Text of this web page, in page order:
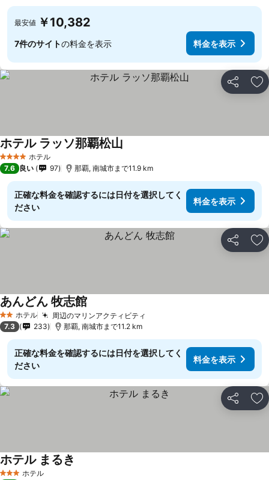
最安値 ￥10,382
7件のサイトの料金を表示 料金を表示
シェア お
4 ホテルのランク
ホテル
ホテル ラッソ那覇松山
7.6 良い 97 那覇, 南城市まで11.9 km
正確な料金を確認するには日付を選択してく
ださい
料金を表示
シェア お
2 ホテルのランク
ホテル 周辺のマリンアクティビティ
あんどん 牧志館
7.3 233 那覇, 南城市まで11.2 km
正確な料金を確認するには日付を選択してく
ださい
料金を表示
シェア お
3 ホテルのランク
ホテル
ホテル まるき